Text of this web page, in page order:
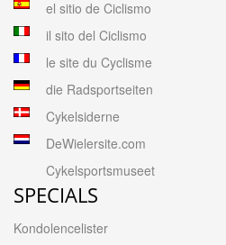
el sitio de Ciclismo
il sito del Ciclismo
le site du Cyclisme
die Radsportseiten
Cykelsiderne
DeWielersite.com
Cykelsportsmuseet
SPECIALS
Kondolencelister